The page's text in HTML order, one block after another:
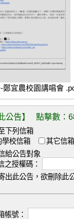
鄭宜農校園講唱會
公告】 點擊數：
下列信箱
學校信箱
其它信
給公告對象
之授權碼：
出此公告，欲刪除此
帳號：